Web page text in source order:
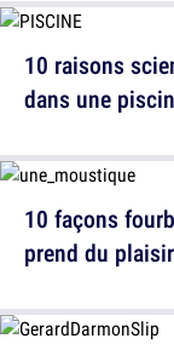
10 raisons
dans une
10 façons
prend du plaisir